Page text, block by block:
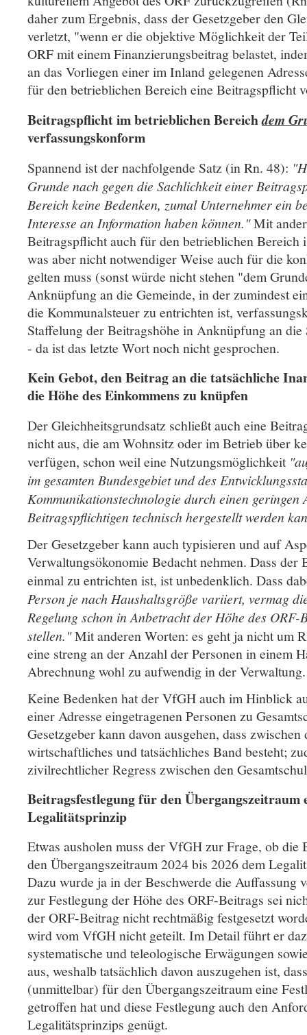
daher zum Ergebnis, dass der Gesetzgeber den
verletzt, "wenn er die objektive Möglichkeit der
ORF mit einem Finanzierungsbeitrag belastet,
an das Vorliegen einer im Inland gelegenen
für den betrieblichen Bereich eine Beitragspflicht
Beitragspflicht im betrieblichen Bereichdem
verfassungskonform
Spannend ist der nachfolgende Satz (in Rn. 48):
Grunde nach gegen die Sachlichkeit einer
Bereich keine Bedenken, zumal Unternehmer ein
Interesse an Information haben können."Mit
Beitragspflicht auch für den betrieblichen Bereich
was aber nicht notwendiger Weise auch für die
gelten muss (sonst würde nicht stehen "dem
Anknüpfung an die Gemeinde, in der zumindest
die Kommunalsteuer zu entrichten ist,
Staffelung der Beitragshöhe in Anknüpfung an
- da ist das letzte Wort noch nicht gesprochen.
Kein Gebot, den Beitrag an die tatsächliche
die Höhe des Einkommens zu knüpfen
Der Gleichheitsgrundsatz schließt auch eine
nicht aus, die am Wohnsitz oder im Betrieb über
verfügen, schon weil eine Nutzungsmöglichkeit
im gesamten Bundesgebiet und des
Kommunikationstechnologie durch einen geringen
Beitragspflichtigen technisch hergestellt werden
Der Gesetzgeber kann auch typisieren und auf
Verwaltungsökonomie Bedacht nehmen. Dass der
einmal zu entrichten ist, ist unbedenklich. Dass
Person je nach Haushaltsgröße variiert, vermag
Regelung schon in Anbetracht der Höhe des
stellen."Mit anderen Worten: es geht ja nicht um
eine streng an der Anzahl der Personen in einem
Abrechnung wohl zu aufwendig in der
Keine Bedenken hat der VfGH auch im Hinblick
einer Adresse eingetragenen Personen zu
Gesetzgeber kann davon ausgehen, dass zwischen
wirtschaftliches und tatsächliches Band besteht;
zivilrechtlicher Regress zwischen den
Beitragsfestlegung für den Übergangszeitraum
Legalitätsprinzip
Etwas ausholen muss der VfGH zur Frage, ob die
den Übergangszeitraum 2024 bis 2026 dem
Dazu wurde ja in der Beschwerde die Auffassung
zur Festlegung der Höhe des ORF-Beitrags sei
der ORF-Beitrag nicht rechtmäßig festgesetzt
wird vom VfGH nicht geteilt. Im Detail führt er
systematische und teleologische Erwägungen
aus, weshalb tatsächlich davon auszugehen ist,
(unmittelbar) für den Übergangszeitraum eine
getroffen hat und diese Festlegung auch den
Legalitätsprinzips genügt.